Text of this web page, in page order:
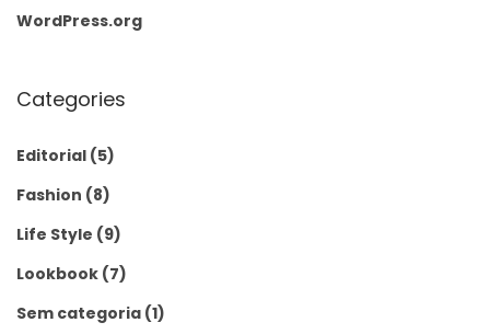
WordPress.org
Categories
Editorial (5)
Fashion (8)
Life Style (9)
Lookbook (7)
Sem categoria (1)